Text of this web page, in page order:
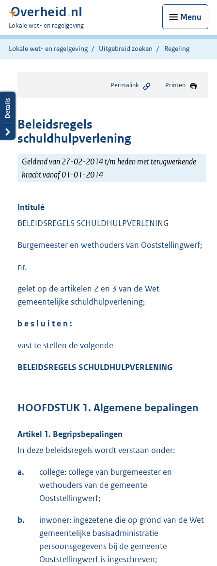
Menu
U
bent
hier:
Lokale wet- en regelgeving
Lokale wet- en regelgeving Uitgebreid zoeken Regeling
Permalink Printen
Beleidsregels
schuldhulpverlening
Geldend van 27-02-2014 t/m heden met terugwerkende
kracht vanaf 01-01-2014
Intitulé
BELEIDSREGELS SCHULDHULPVERLENING
Burgemeester en wethouders van Ooststellingwerf;
nr.
gelet op de artikelen 2 en 3 van de Wet
gemeentelijke schuldhulpverlening;
b e s l u i t e n :
vast te stellen de volgende
BELEIDSREGELS SCHULDHULPVERLENING
HOOFDSTUK 1. Algemene bepalingen
Artikel 1. Begripsbepalingen
In deze beleidsregels wordt verstaan onder:
a.
college: college van burgemeester en
wethouders van de gemeente
Ooststellingwerf;
b.
inwoner: ingezetene die op grond van de Wet
gemeentelijke basisadministratie
persoonsgegevens bij de gemeente
Ooststellingwerf is ingeschreven;